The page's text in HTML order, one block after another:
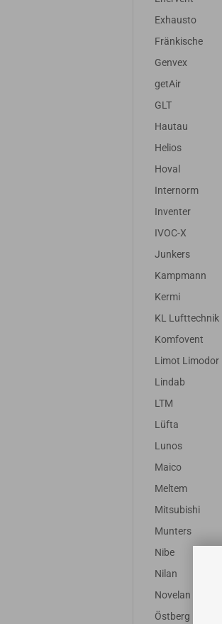
Exhausto
Fränkische
Genvex
getAir
GLT
Hautau
Helios
Hoval
Internorm
Inventer
IVOC-X
Junkers
Kampmann
Kermi
KL Lufttechnik
Komfovent
Limot Limodor
Lindab
LTM
Lüfta
Lunos
Maico
Meltem
Mitsubishi
Munters
Nibe
Nilan
Novelan
Östberg